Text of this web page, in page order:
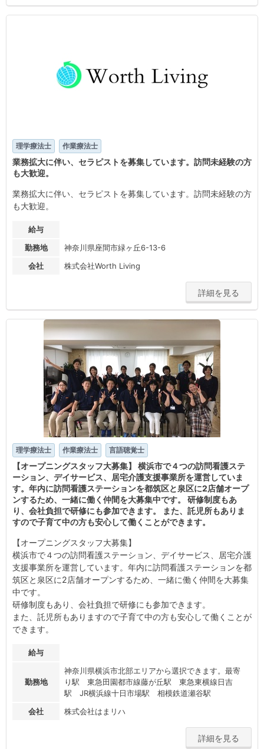
理学療法士 作業療法士
業務拡大に伴い、セラピストを募集しています。訪問未経験の方
も大歓迎。
業務拡大に伴い、セラピストを募集しています。訪問未経験の方
も大歓迎。
給与
勤務地
神奈川県座間市緑ヶ丘6-13-6
会社
株式会社Worth Living
詳細を見る
理学療法士 作業療法士 言語聴覚士
【オープニングスタッフ大募集】 横浜市で４つの訪問看護ステ
ーション、デイサービス、居宅介護支援事業所を運営していま
す。年内に訪問看護ステーションを都筑区と泉区に2店舗オープ
ンするため、一緒に働く仲間を大募集中です。 研修制度もあ
り、会社負担で研修にも参加できます。 また、託児所もありま
すので子育て中の方も安心して働くことができます。
【オープニングスタッフ大募集】
横浜市で４つの訪問看護ステーション、デイサービス、居宅介護
支援事業所を運営しています。年内に訪問看護ステーションを都
筑区と泉区に2店舗オープンするため、一緒に働く仲間を大募集
中です。
研修制度もあり、会社負担で研修にも参加できます。
また、託児所もありますので子育て中の方も安心して働くことが
できます。
給与
勤務地
神奈川県横浜市北部エリアから選択できます。最寄
り駅 東急田園都市線藤が丘駅 東急東横線日吉
駅 JR横浜線十日市場駅 相模鉄道瀬谷駅
会社
株式会社はまリハ
詳細を見る